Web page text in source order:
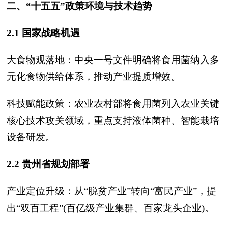
二、“十五五”政策环境与技术趋势
2.1 国家战略机遇
大食物观落地：中央一号文件明确将食用菌纳入多
元化食物供给体系，推动产业提质增效。
科技赋能政策：农业农村部将食用菌列入农业关键
核心技术攻关领域，重点支持液体菌种、智能栽培
设备研发。
2.2 贵州省规划部署
产业定位升级：从“脱贫产业”转向“富民产业”，提
出“双百工程”(百亿级产业集群、百家龙头企业)。